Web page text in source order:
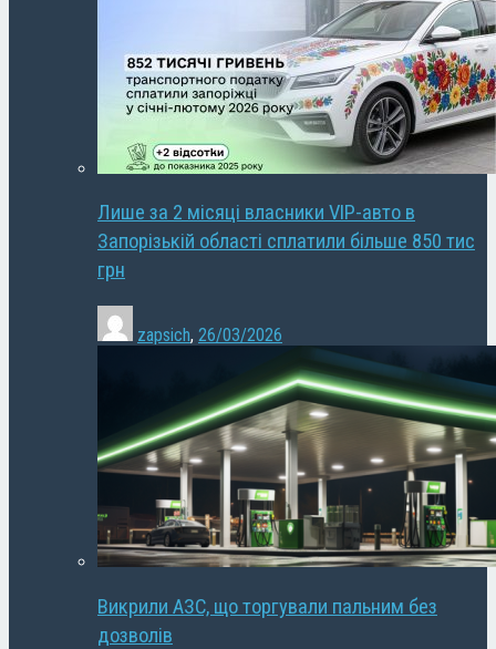
Лише за 2 місяці власники VIP-авто в
Запорізькій області сплатили більше 850 тис
грн
zapsich, 26/03/2026
Викрили АЗС, що торгували пальним без
дозволів